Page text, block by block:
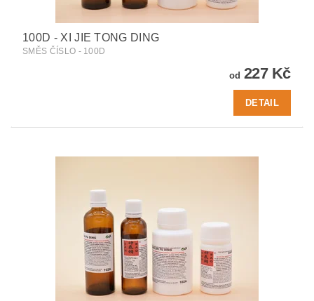
100D - XI JIE TONG DING
SMĚS ČÍSLO - 100D
od 227 Kč
DETAIL